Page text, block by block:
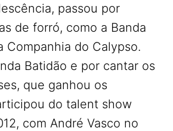
passou por
de forró, como a Banda
Companhia do Calypso.
Batidão e por cantar os
que ganhou os
do talent show
com André Vasco no